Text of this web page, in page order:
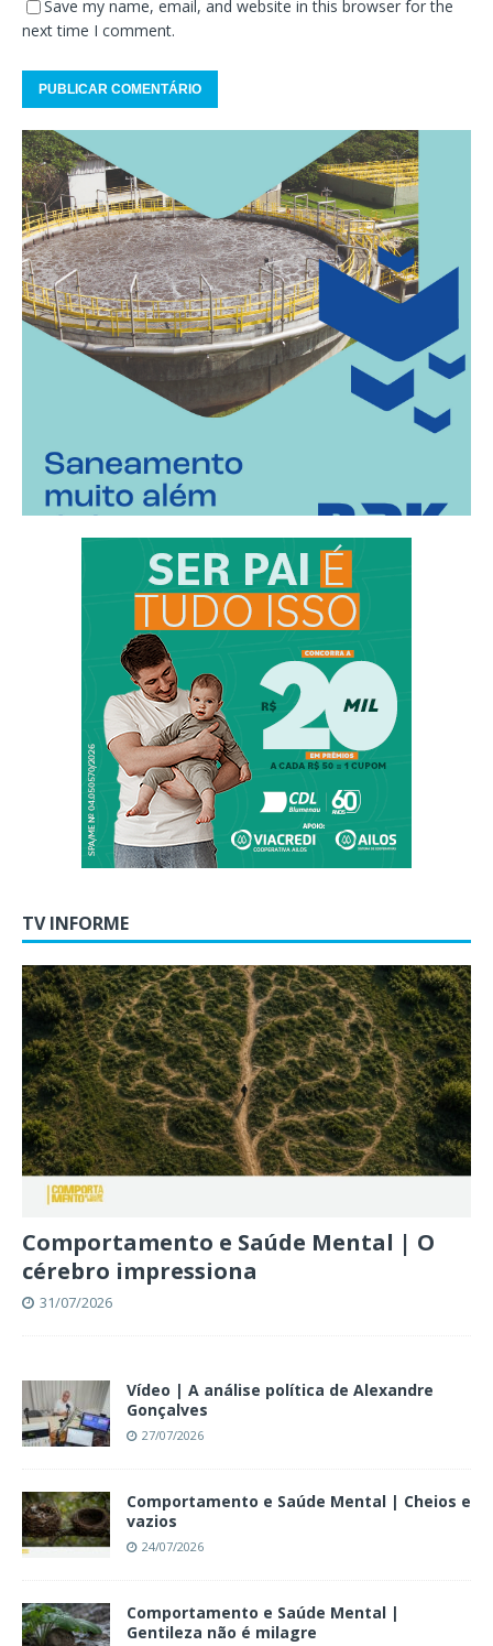
Save my name, email, and website in this browser for the
next time I comment.
TV INFORME
Comportamento e Saúde Mental | O
cérebro impressiona
31/07/2026
Vídeo | A análise política de Alexandre
Gonçalves
27/07/2026
Comportamento e Saúde Mental | Cheios e
vazios
24/07/2026
Comportamento e Saúde Mental |
Gentileza não é milagre